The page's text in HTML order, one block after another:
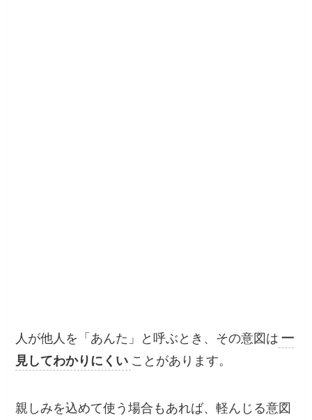
人が他人を「あんた」と呼ぶとき、その意図は 一
見してわかりにくい ことがあります。
親しみを込めて使う場合もあれば、軽んじる意図